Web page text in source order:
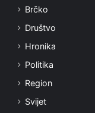
Brčko
Društvo
Hronika
Politika
Region
Svijet